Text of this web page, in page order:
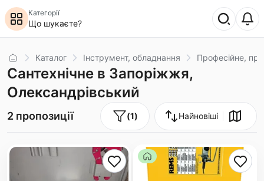
Категорії
Що шукаєте?
ГоловнаКаталог Інструмент, обладнання Професійне,
Сантехнічне в Запоріжжя,
Олександрiвський
2 пропозиції (1) Найновіші